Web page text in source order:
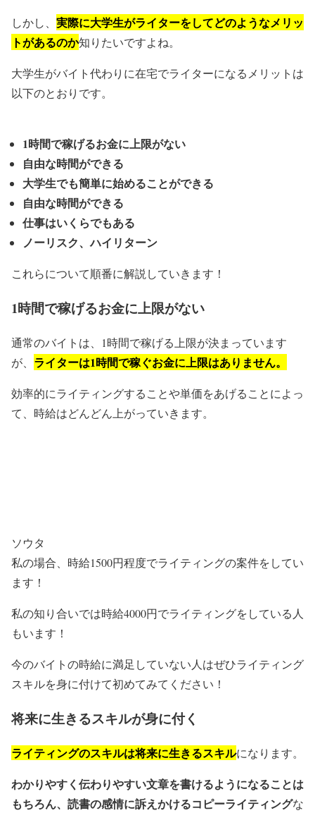
しかし、 実際に大学生がライターをしてどのようなメリッ
トがあるのか知りたいですよね。
大学生がバイト代わりに在宅でライターになるメリットは
以下のとおりです。
1時間で稼げるお金に上限がない
自由な時間ができる
大学生でも簡単に始めることができる
自由な時間ができる
仕事はいくらでもある
ノーリスク、ハイリターン
これらについて順番に解説していきます！
1時間で稼げるお金に上限がない
通常のバイトは、1時間で稼げる上限が決まっています
が、 ライターは1時間で稼ぐお金に上限はありません。
効率的にライティングすることや単価をあげることによっ
て、時給はどんどん上がっていきます。
ソウタ
私の場合、時給1500円程度でライティングの案件をしてい
ます！
私の知り合いでは時給4000円でライティングをしている人
もいます！
今のバイトの時給に満足していない人はぜひライティング
スキルを身に付けて初めてみてください！
将来に生きるスキルが身に付く
ライティングのスキルは将来に生きるスキルになります。
わかりやすく伝わりやすい文章を書けるようになることは
もちろん、読書の感情に訴えかけるコピーライティングな